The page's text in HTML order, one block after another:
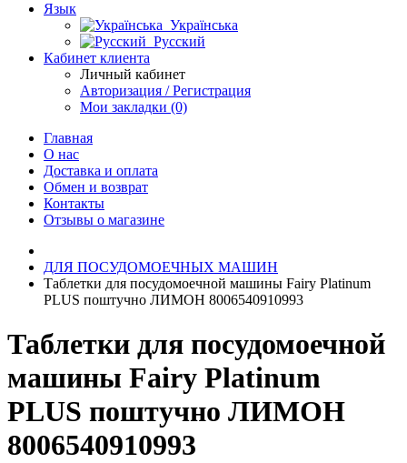
Язык
Українська
Русский
Кабинет клиента
Личный кабинет
Авторизация / Регистрация
Мои закладки (0)
Главная
О нас
Доставка и оплата
Обмен и возврат
Контакты
Отзывы о магазине
ДЛЯ ПОСУДОМОЕЧНЫХ МАШИН
Таблетки для посудомоечной машины Fairy Platinum
PLUS поштучно ЛИМОН 8006540910993
Таблетки для посудомоечной
машины Fairy Platinum
PLUS поштучно ЛИМОН
8006540910993